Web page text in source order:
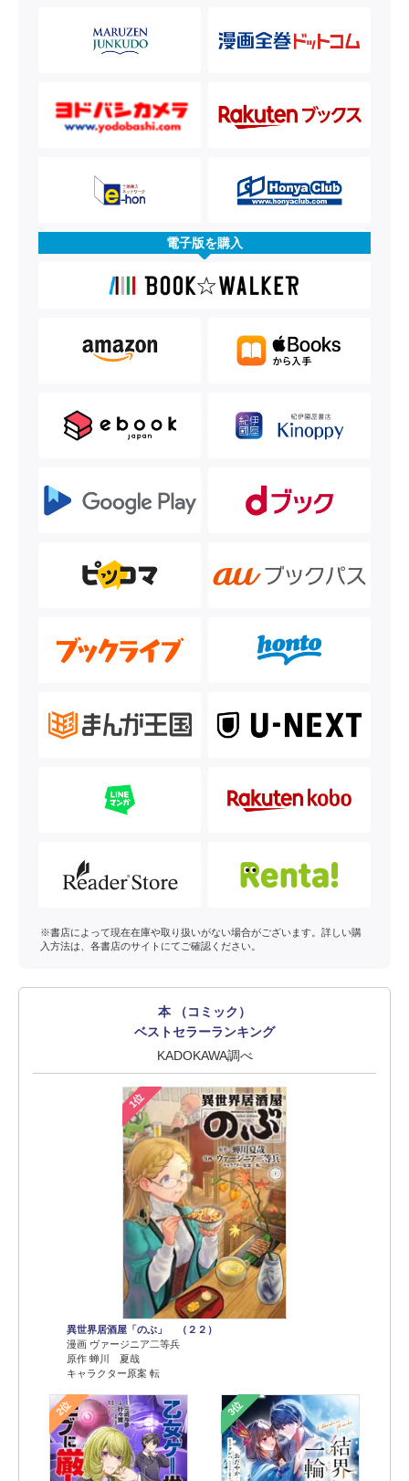
電子版を購入
※書店によって現在在庫や取り扱いがない場合がございます。詳しい購
入方法は、各書店のサイトにてご確認ください。
本 （コミック）
ベストセラーランキング
KADOKAWA調べ
1位
異世界居酒屋「のぶ」 （２２）
漫画 ヴァージニア二等兵
原作 蝉川 夏哉
キャラクター原案 転
2位 3位